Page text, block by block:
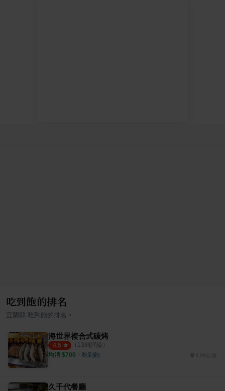
吃到飽的排名
宜蘭縣 吃到飽的排名 ›
海世界複合式碳烤
4.5 （ 13則評論）
均消 $700 ・ 吃到飽 4.99公里
久千代餐廳